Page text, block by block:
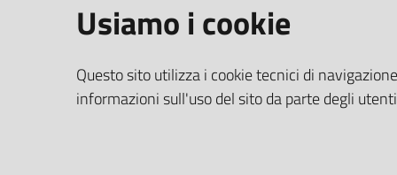
SEGUICI SU
facebookYouTubeInstagramLinkedin
Accedi
Wi‑Fi
Usiamo i cookie
Questo sito utilizza i cookie tecnici di
informazioni sull'uso del sito da parte degli